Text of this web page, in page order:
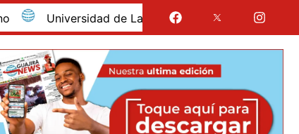
Universidad de La Guajira celebró la obtención del